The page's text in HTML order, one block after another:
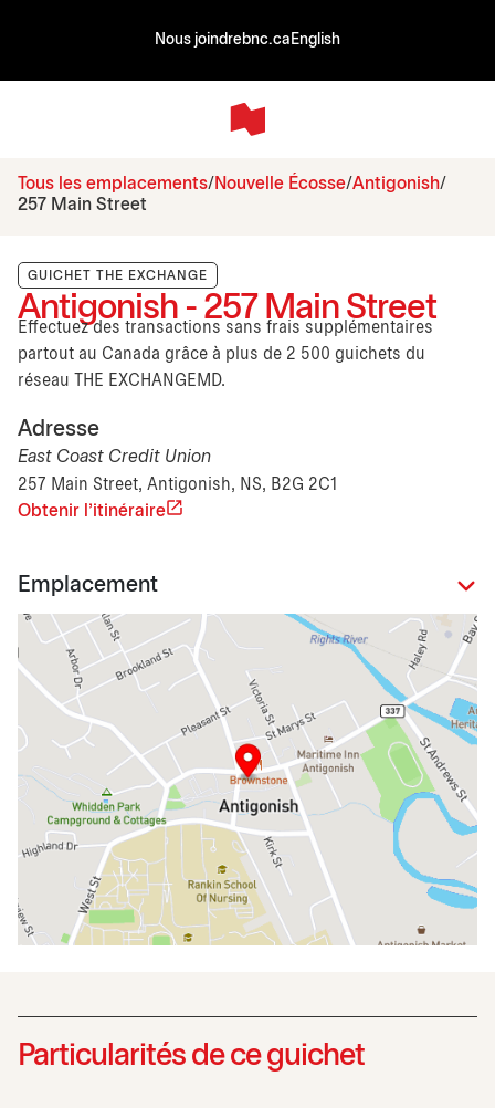
Nous joindrebnc.ca English
Tous les emplacements Nouvelle Écosse Antigonish
257 Main Street
GUICHET THE EXCHANGE
Antigonish - 257 Main Street
Effectuez des transactions sans frais supplémentaires
partout au Canada grâce à plus de 2 500 guichets du
réseau THE EXCHANGEMD.
Adresse
East Coast Credit Union
257 Main Street, Antigonish, NS, B2G 2C1
Obtenir l'itinéraire
Emplacement
Particularités de ce guichet